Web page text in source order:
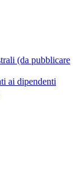
(da pubblicare
ai dipendenti